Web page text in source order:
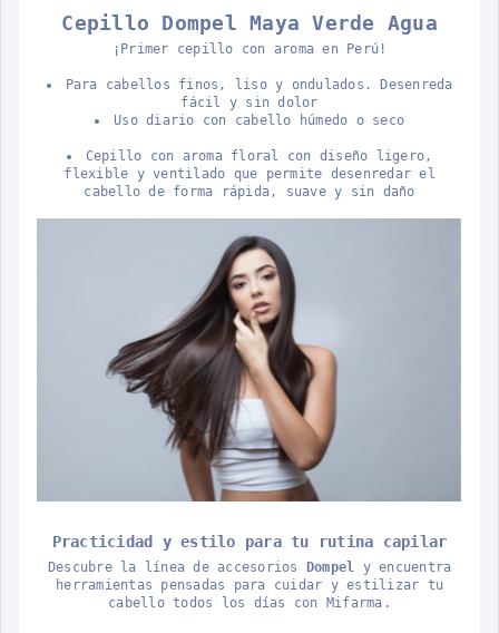
Cepillo Dompel Maya Verde Agua
¡Primer cepillo con aroma en Perú!
Para cabellos finos, liso y ondulados. Desenreda
fácil y sin dolor
Uso diario con cabello húmedo o seco
Cepillo con aroma floral con diseño ligero,
flexible y ventilado que permite desenredar el
cabello de forma rápida, suave y sin daño
Practicidad y estilo para tu rutina capilar
Descubre la línea de accesorios Dompel y encuentra
herramientas pensadas para cuidar y estilizar tu
cabello todos los días con Mifarma.